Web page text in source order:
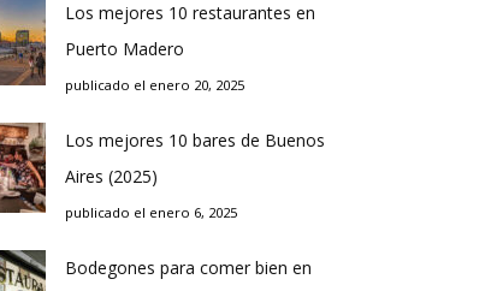
Los mejores 10 restaurantes en
Puerto Madero
publicado el enero 20, 2025
Los mejores 10 bares de Buenos
Aires (2025)
publicado el enero 6, 2025
Bodegones para comer bien en